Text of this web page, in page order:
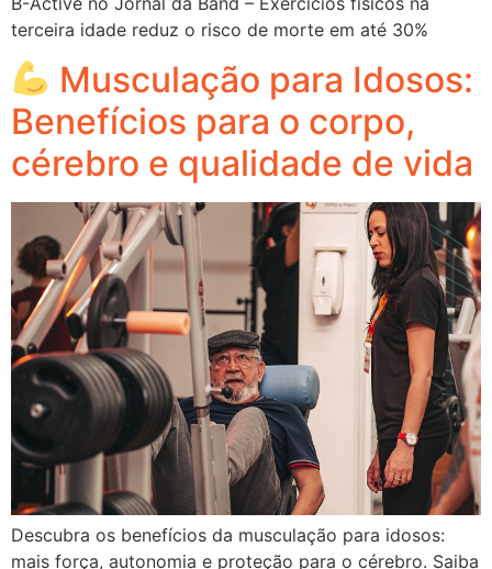
terceira idade reduz o risco de morte em até 30%
Musculação para Idosos:
Benefícios para o corpo,
cérebro e qualidade de vida
Descubra os benefícios da musculação para idosos:
mais força, autonomia e proteção para o cérebro. Saiba